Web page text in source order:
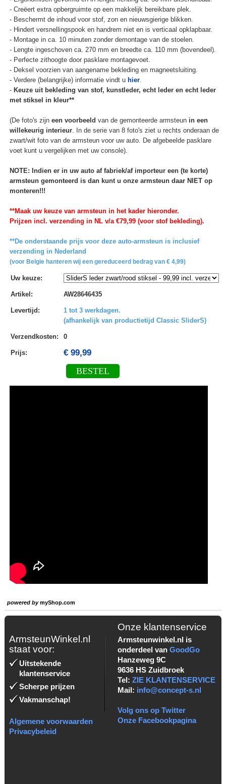
- Creëert extra opbergruimte op een makkelijk bereikbare plek.
- Beschermt de inhoud voor stof, zon en nieuwsgierige blikken.
- Hindert versnellingspook en handrem niet en is verticaal opklapbaar.
- Montage in ca. 10 minuten zonder demontage van de stoelen.
- Lengte ingeschoven ca. 270 mm en breedte ca. 110 mm (bovendeel).
- Perfecte zithoogte door pasklare montagevoet.
- Deksel voorzien van aangename bekleding en magneetsluiting.
- Verdere (belangrijke) informatie vindt u hier.
- Keuze uit bekleding van stof, kunstleder, echt leder en echt leder
met stiksel in kleur**
(De foto's zijn een voorbeeld van de gemonteerde armsteun in een
willekeurig interieur. In de serie van 8 foto's ziet u rechts onderaan de
zwart/wit foto van de armsteun voor uw auto. De afgebeelde pasklare
voet kunt u vergelijken met uw console).
NOTE: Indien er in uw auto af fabriek/af importeur een (te korte)
armsteun gemonteerd is dan kunt u onze armsteun daar NIET op
monteren!!!
**Maak uw keuze van armsteun in het kader hieronder.
Prijzen incl. verzending in NL v/a €79,99 (voor stof bekleding).
**De onderstaande prijs voor deze auto-armsteun is inclusief
verzending in Nederland
(voor Belgie hanteren wij een gereduceerd bedrag van € 4,99)
Uw keuze:
Artikel : AW28646435
Levertijd :
1 tot 3 werkdagen.
(afhankelijk van productietijd Classic SliderS)
Verzendkosten: 0
Prijs: € 99,99
BESTEL
powered bymyShop.com
ArmsteunWinkel.nl
staat voor:
Uitstekende
klantenservice
Scherpe prijzen
Vakmanschap!
Algemene voorwaarden
Privacybeleid
Onze klantenservice
Armsteunwinkel.nl is
onderdeel van GoodGo
Hanzeweg 9C
9636 HS Zuidbroek
Tel: ZIE KLANTENSERVICE
Mail: info@concept-s.nl
Volg ons op Twitter
Onze Facebookpagina